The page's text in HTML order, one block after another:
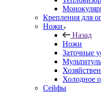
Крепления для
Ножи
Назад
Ножи
Заточные
Холодное
Сейфы